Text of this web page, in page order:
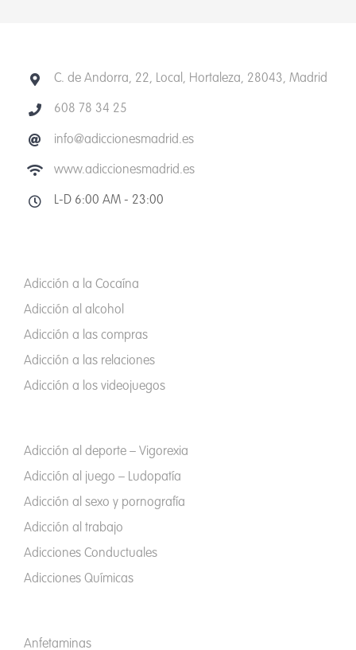
C. de Andorra, 22, Local, Hortaleza, 28043, Madrid
608 78 34 25
info@adiccionesmadrid.es
www.adiccionesmadrid.es
L-D 6:00 AM - 23:00
Adicción a la Cocaína
Adicción al alcohol
Adicción a las compras
Adicción a las relaciones
Adicción a los videojuegos
Adicción al deporte – Vigorexia
Adicción al juego – Ludopatía
Adicción al sexo y pornografía
Adicción al trabajo
Adicciones Conductuales
Adicciones Químicas
Anfetaminas